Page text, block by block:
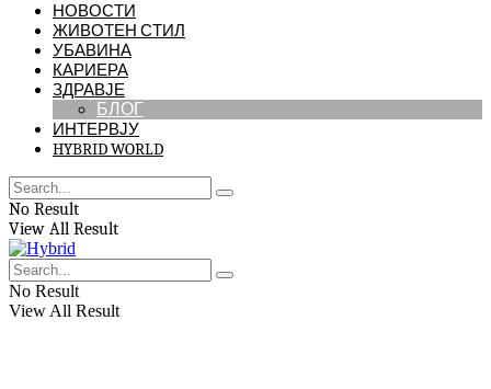
НОВОСТИ
ЖИВОТЕН СТИЛ
УБАВИНА
КАРИЕРА
ЗДРАВЈЕ
БЛОГ
ИНТЕРВЈУ
HYBRID WORLD
No Result
View All Result
No Result
View All Result